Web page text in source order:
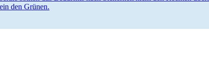
den Grünen.